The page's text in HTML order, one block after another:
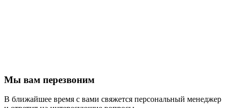
Мы вам перезвоним
В ближайшее время с вами свяжется персональный менеджер